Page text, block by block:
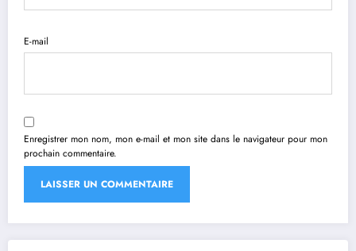
E-mail
Enregistrer mon nom, mon e-mail et mon site dans le navigateur pour mon
prochain commentaire.